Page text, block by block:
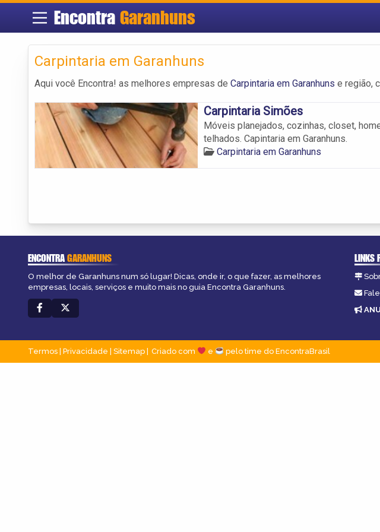
Encontra Garanhuns
Carpintaria em Garanhuns
Aqui você Encontra! as melhores empresas de Carpintaria em Garanhuns e região,
Carpintaria Simões
Móveis planejados, cozinhas, closet,
telhados. Capintaria em Garanhuns.
Carpintaria em Garanhuns
ENCONTRAGARANHUNS
O melhor de Garanhuns num só lugar! Dicas, onde ir, o que fazer, as melhores
empresas, locais, serviços e muito mais no guia Encontra Garanhuns.
LINKS
Termos Privacidade Sitemap Criado com e pelo time do EncontraBrasil